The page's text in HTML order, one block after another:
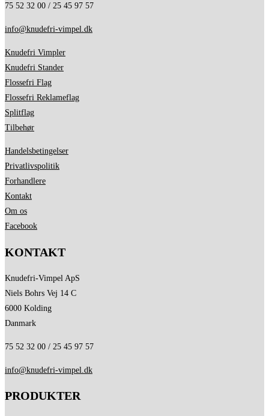
75 52 32 00 / 25 45 97 57
info@knudefri-vimpel.dk
Knudefri Vimpler
Knudefri Stander
Flossefri Flag
Flossefri Reklameflag
Splitflag
Tilbehør
Handelsbetingelser
Privatlivspolitik
Forhandlere
Kontakt
Om os
Facebook
KONTAKT
Knudefri-Vimpel ApS
Niels Bohrs Vej 14 C
6000 Kolding
Danmark
75 52 32 00 / 25 45 97 57
info@knudefri-vimpel.dk
PRODUKTER